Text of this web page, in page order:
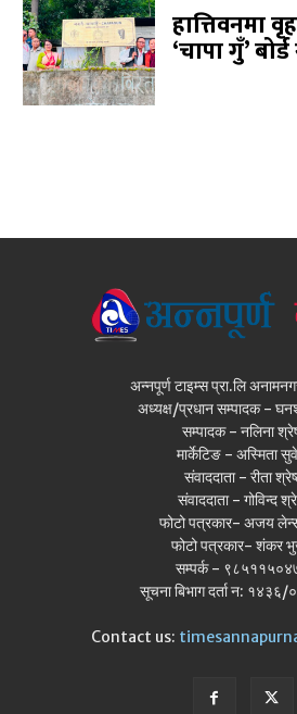
हात्तिवनमा
‘चापा गुँ’
अन्नपूर्ण टाइम्स प्रा.लि
अध्यक्ष/प्रधान सम्पादक -
सम्पादक - नलिना
मार्केटिङ - अस्मिता
संवाददाता - रीता
संवाददाता - गोविन्द
फोटो पत्रकार- अजय
फोटो पत्रकार- शंकर
सम्पर्क -
सूचना बिभाग दर्ता न:
Contact us: